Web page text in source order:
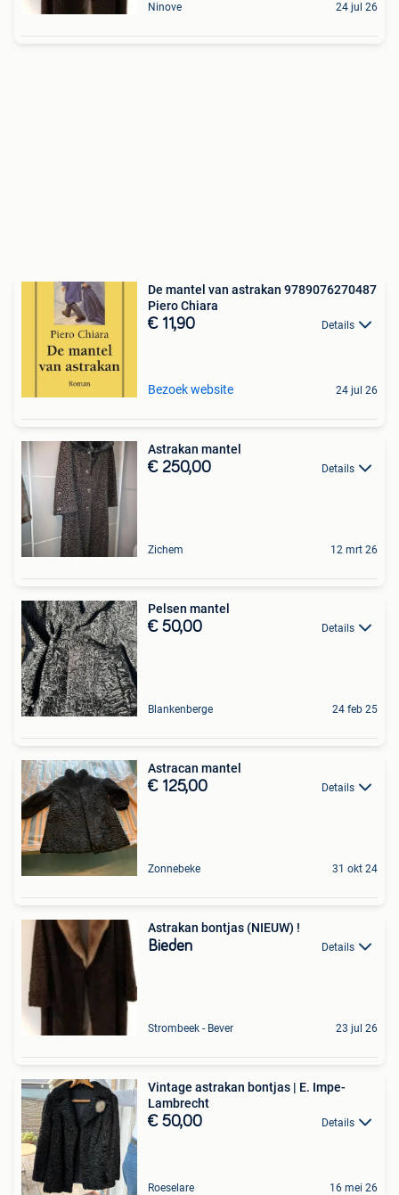
Ninove 24 jul 26
De mantel van astrakan 9789076270487
Piero Chiara
€ 11,90 Details
Bezoek website 24 jul 26
Astrakan mantel
€ 250,00 Details
Zichem 12 mrt 26
Pelsen mantel
€ 50,00 Details
Blankenberge 24 feb 25
Astracan mantel
€ 125,00 Details
Zonnebeke 31 okt 24
Astrakan bontjas (NIEUW) !
Bieden Details
Strombeek - Bever 23 jul 26
Vintage astrakan bontjas | E. Impe-
Lambrecht
€ 50,00 Details
Roeselare 16 mei 26